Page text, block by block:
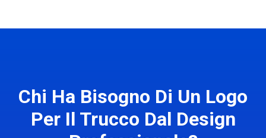
Chi Ha Bisogno Di Un Logo
Per Il Trucco Dal Design